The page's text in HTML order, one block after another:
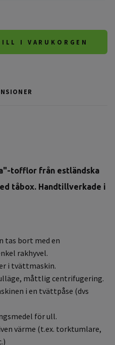
I VARUKORGEN
tofflor från estländska
tåbox. Handtillverkade i
tas bort med en
rakhyvel.
i tvättmaskin.
måttlig centrifugering.
i en tvättpåse (dvs
för ull.
värme (t.ex. torktumlare,